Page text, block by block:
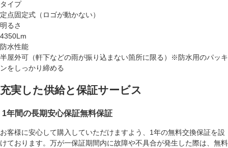
タイプ
定点固定式（ロゴが動かない）
明るさ
4350Lm
防水性能
半屋外可（軒下などの雨が振り込まない箇所に限る）※防水用のパッキ
ンをしっかり締める
充実した供給と保証サービス
1年間の長期安心保証無料保証
お客様に安心して購入していただけますよう、1年の無料交換保証を設
けております。万が一保証期間内に故障や不具合が発生した際は、無料